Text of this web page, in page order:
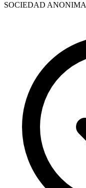
SOCIEDAD ANONIMA